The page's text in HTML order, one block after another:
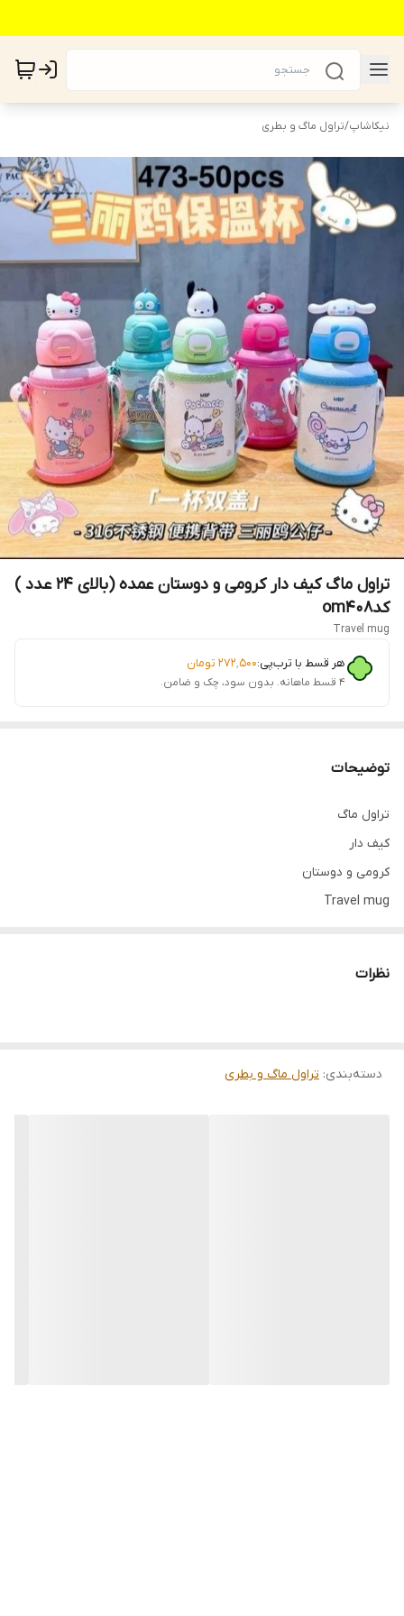
نیکاشاپ/تراول ماگ و بطری
تراول ماگ کیف دار کرومی و دوستان عمده (بالای ۲۴ عدد )
کدom۴۰۸
Travel mug
هر قسط با ترب‌پی:۲۷۲٬۵۰۰ تومان
۴ قسط ماهانه. بدون سود، چک و ضامن.
توضیحات
تراول ماگ
کیف دار
کرومی و دوستان
Travel mug
نظرات
دسته‌بندی: تراول ماگ و بطری